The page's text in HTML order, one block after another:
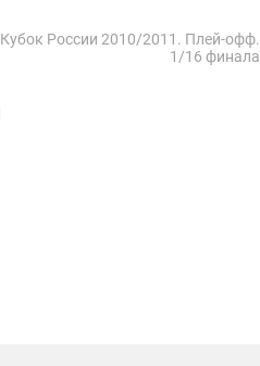
Кубок России 2010/2011. Плей-офф.
1/16 финала